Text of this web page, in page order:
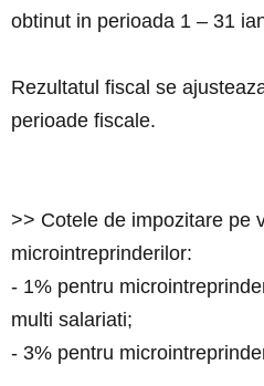
obtinut in perioada 1 – 31
Rezultatul fiscal se
perioade fiscale.
>> Cotele de impozitare pe
microintreprinderilor:
- 1% pentru
multi salariati;
- 3% pentru